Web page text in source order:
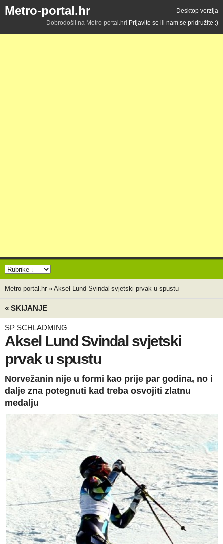
Metro-portal.hr
Desktop verzija
Dobrodošli na Metro-portal.hr! Prijavite se ili nam se pridružite :)
Metro-portal.hr » Aksel Lund Svindal svjetski prvak u spustu
« SKIJANJE
SP SCHLADMING
Aksel Lund Svindal svjetski
prvak u spustu
Norvežanin nije u formi kao prije par godina, no i
dalje zna potegnuti kad treba osvojiti zlatnu
medalju